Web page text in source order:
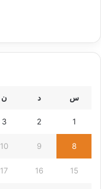
س د ن
1
2
3
8
9
10
15
16
17